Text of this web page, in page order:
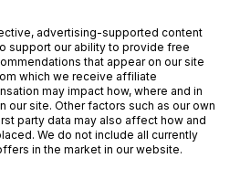
advertising-supported content
support our ability to provide free
that appear on our site
which we receive affiliate
may impact how, where and in
our site. Other factors such as our own
party data may also affect how and
We do not include all currently
in the market in our website.